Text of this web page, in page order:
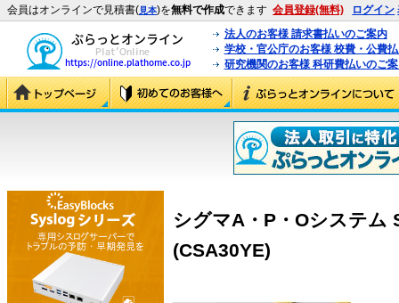
会員はオンラインで見積書(見本)を無料で作成できます 会員登録(無料) ログイン
法人のお客様 請求書払いのご案内
学校・官公庁のお客様 校費・公費
研究機関のお客様 科研費払いのご
シグマA・P・Oシステム
(CSA30YE)